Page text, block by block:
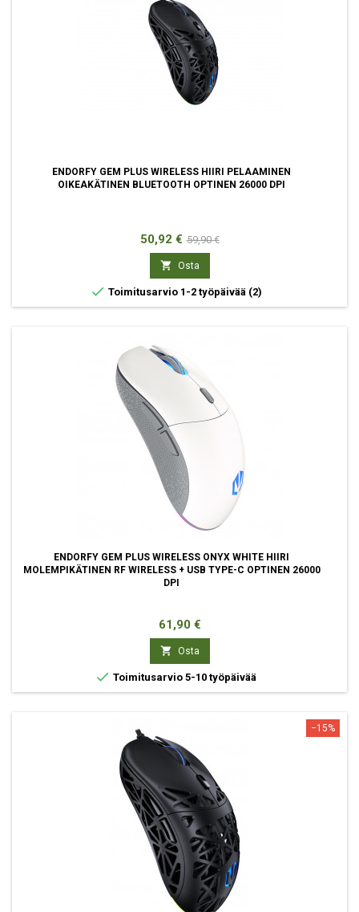
ENDORFY GEM PLUS WIRELESS HIIRI PELAAMINEN
OIKEAKÄTINEN BLUETOOTH OPTINEN 26000 DPI
Hinta
50,92 € Normaali
hinta
59,90 €
 Osta
 Toimitusarvio 1-2 työpäivää (2)
ENDORFY GEM PLUS WIRELESS ONYX WHITE HIIRI
MOLEMPIKÄTINEN RF WIRELESS + USB TYPE-C OPTINEN 26000
DPI
Hinta
61,90 €
 Osta
 Toimitusarvio 5-10 työpäivää
−15%